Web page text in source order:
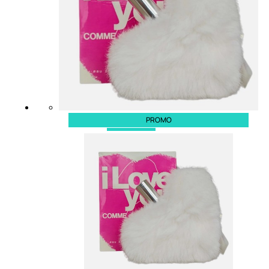
Detergente Viso Uomo
Dopobarba Uomo
Antieta Uomo
Anticaduta Uomo
Contorno Occhi Uomo
Bagnodoccia Uomo Profumi
Docciaschiuma Uomo
Corpo Uomo
Deodoranti Uomo
Confezioni Trattamenti Uomo
PROMO